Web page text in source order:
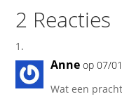
2 Reacties
Anne op 07/
Wat een